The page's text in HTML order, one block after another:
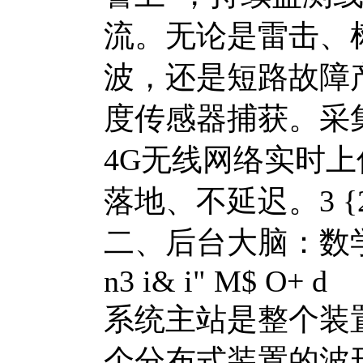
流。无论是雷击、
波，还是短路故障
度传感器捕获。
4G无线网络实时
落地、不延迟。 3
二、后台大脑：数
n3 i& i" M$ O+ d
系统主站是整个装